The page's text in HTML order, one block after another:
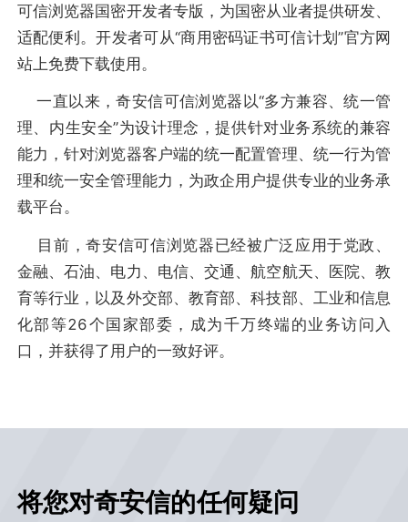
可信浏览器国密开发者专版，为国密从业者提供研发、
适配便利。开发者可从“商用密码证书可信计划”官方网
站上免费下载使用。
一直以来，奇安信可信浏览器以“多方兼容、统一管
理、内生安全”为设计理念，提供针对业务系统的兼容
能力，针对浏览器客户端的统一配置管理、统一行为管
理和统一安全管理能力，为政企用户提供专业的业务承
载平台。
目前，奇安信可信浏览器已经被广泛应用于党政、
金融、石油、电力、电信、交通、航空航天、医院、教
育等行业，以及外交部、教育部、科技部、工业和信息
化部等26个国家部委，成为千万终端的业务访问入
口，并获得了用户的一致好评。
将您对奇安信的任何疑问